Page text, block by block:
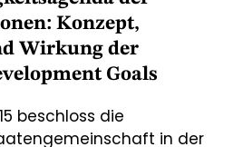
Konzept,
Wirkung der
Goals
beschloss die
in der